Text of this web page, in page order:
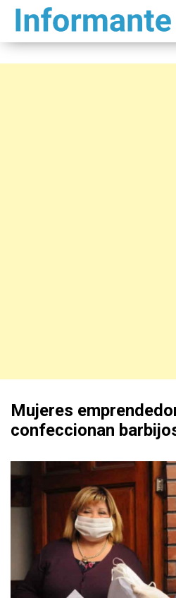
Mujeres
confeccionan